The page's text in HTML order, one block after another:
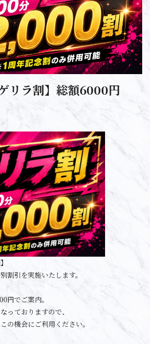
リラ割】総額6000円
割引を実施いたします。
円でご案内。
っておりますので、
の機会にご利用ください。